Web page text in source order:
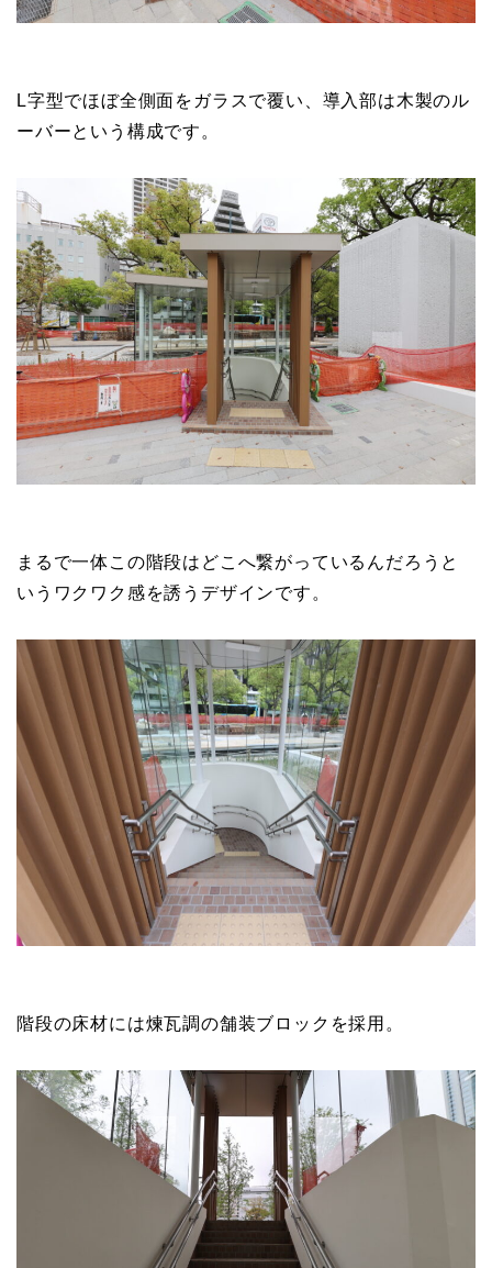
L字型でほぼ全側面をガラスで覆い、導入部は木製のル
ーバーという構成です。
まるで一体この階段はどこへ繋がっているんだろうと
いうワクワク感を誘うデザインです。
階段の床材には煉瓦調の舗装ブロックを採用。